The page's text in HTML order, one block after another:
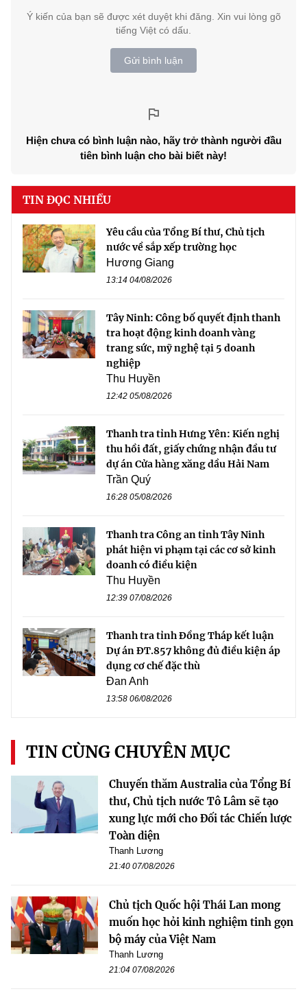
Ý kiến của bạn sẽ được xét duyệt khi đăng. Xin vui lòng gõ
tiếng Việt có dấu.
Gửi bình luận
Hiện chưa có bình luận nào, hãy trở thành người đầu
tiên bình luận cho bài biết này!
TIN ĐỌC NHIỀU
Yêu cầu của Tổng Bí thư, Chủ tịch
nước về sắp xếp trường học
Hương Giang
13:14 04/08/2026
Tây Ninh: Công bố quyết định thanh
tra hoạt động kinh doanh vàng
trang sức, mỹ nghệ tại 5 doanh
nghiệp
Thu Huyền
12:42 05/08/2026
Thanh tra tỉnh Hưng Yên: Kiến nghị
thu hồi đất, giấy chứng nhận đầu tư
dự án Cửa hàng xăng dầu Hải Nam
Trần Quý
16:28 05/08/2026
Thanh tra Công an tỉnh Tây Ninh
phát hiện vi phạm tại các cơ sở kinh
doanh có điều kiện
Thu Huyền
12:39 07/08/2026
Thanh tra tỉnh Đồng Tháp kết luận
Dự án ĐT.857 không đủ điều kiện áp
dụng cơ chế đặc thù
Đan Anh
13:58 06/08/2026
TIN CÙNG CHUYÊN MỤC
Chuyến thăm Australia của Tổng Bí
thư, Chủ tịch nước Tô Lâm sẽ tạo
xung lực mới cho Đối tác Chiến lược
Toàn diện
Thanh Lương
21:40 07/08/2026
Chủ tịch Quốc hội Thái Lan mong
muốn học hỏi kinh nghiệm tinh gọn
bộ máy của Việt Nam
Thanh Lương
21:04 07/08/2026